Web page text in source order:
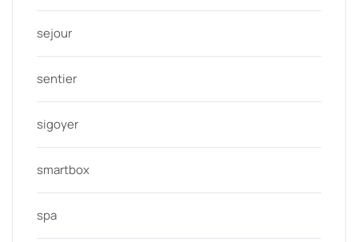
sejour
sentier
sigoyer
smartbox
spa